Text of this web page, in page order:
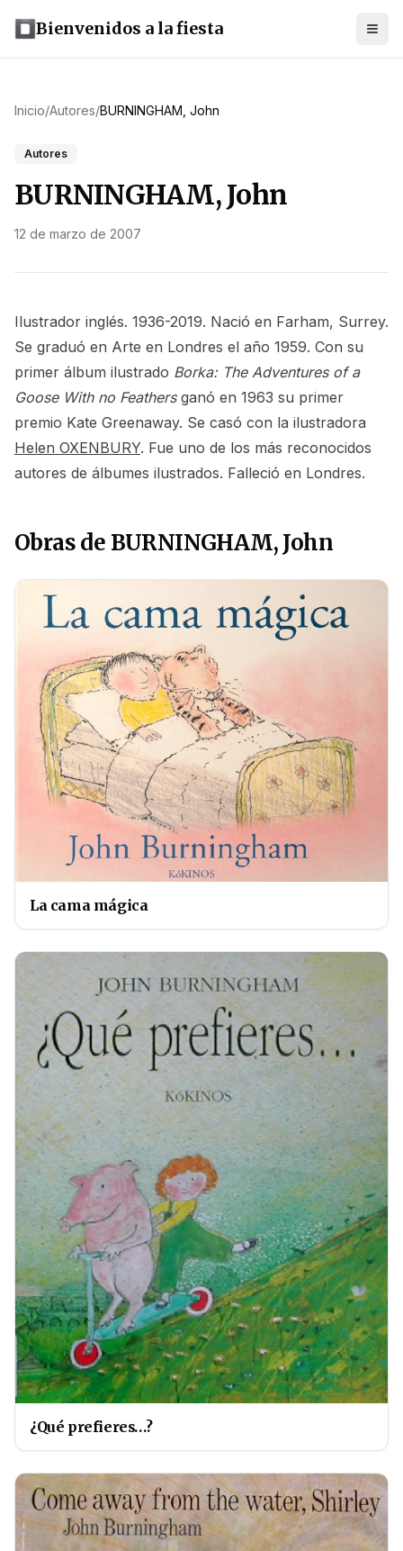
Bienvenidos a la fiesta
Inicio/Autores/BURNINGHAM, John
Autores
BURNINGHAM, John
12 de marzo de 2007
Ilustrador inglés. 1936-2019. Nació en Farham, Surrey.
Se graduó en Arte en Londres el año 1959. Con su
primer álbum ilustrado Borka: The Adventures of a
Goose With no Feathersganó en 1963 su primer
premio Kate Greenaway. Se casó con la ilustradora
Helen OXENBURY. Fue uno de los más reconocidos
autores de álbumes ilustrados. Falleció en Londres.
Obras de BURNINGHAM, John
La cama mágica
¿Qué prefieres…?